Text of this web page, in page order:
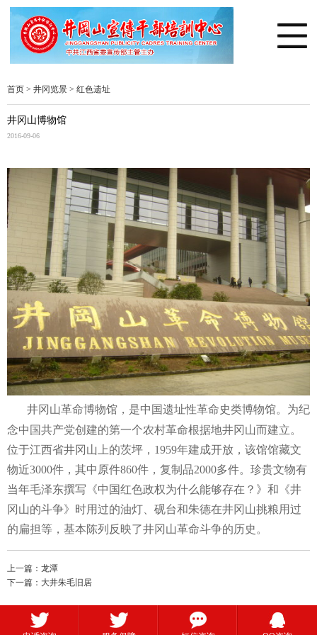
首页 > 井冈览景 > 红色遗址
井冈山博物馆
2016-09-06
井冈山革命博物馆，是中国遗址性革命史类博物馆。为纪
念中国共产党创建的第一个农村革命根据地井冈山而建立。
位于江西省井冈山上的茨坪，1959年建成开放，该馆馆藏文
物近3000件，其中原件860件，复制品2000多件。珍贵文物有
当年毛泽东撰写《中国红色政权为什么能够存在？》和《井
冈山的斗争》时用过的油灯、砚台和朱德在井冈山挑粮用过
的扁担等，基本陈列反映了井冈山革命斗争的历史。
上一篇： 龙潭
下一篇： 大井朱毛旧居